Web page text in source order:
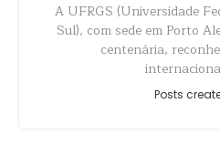
A UFRGS (Universidade
Sul), com sede em Porto
centenária,
Posts